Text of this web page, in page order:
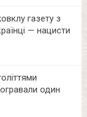
газету з
— нацисти
один